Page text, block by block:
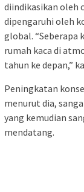
diindikasikan oleh
dipengaruhi oleh
global. “Seberapa
rumah kaca di
tahun ke depan,”
Peningkatan
menurut dia,
yang kemudian
mendatang.